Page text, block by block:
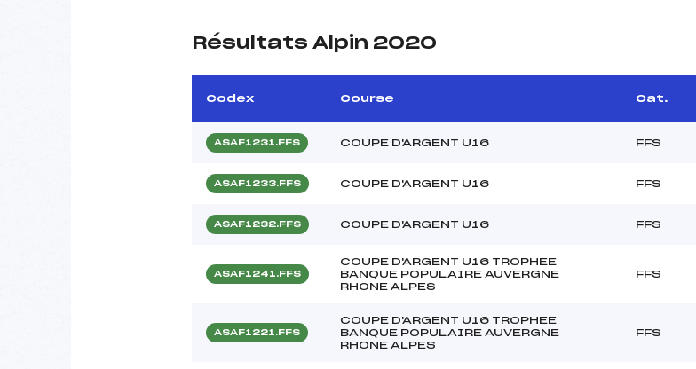
Résultats Alpin 2020
Codex Course Cat.
ASAF1231.FFS COUPE D'ARGENT U16 FFS
ASAF1233.FFS COUPE D'ARGENT U16 FFS
ASAF1232.FFS COUPE D'ARGENT U16 FFS
ASAF1241.FFS
COUPE D'ARGENT U16 TROPHEE
BANQUE POPULAIRE AUVERGNE
RHONE ALPES
FFS
ASAF1221.FFS
COUPE D'ARGENT U16 TROPHEE
BANQUE POPULAIRE AUVERGNE
RHONE ALPES
FFS